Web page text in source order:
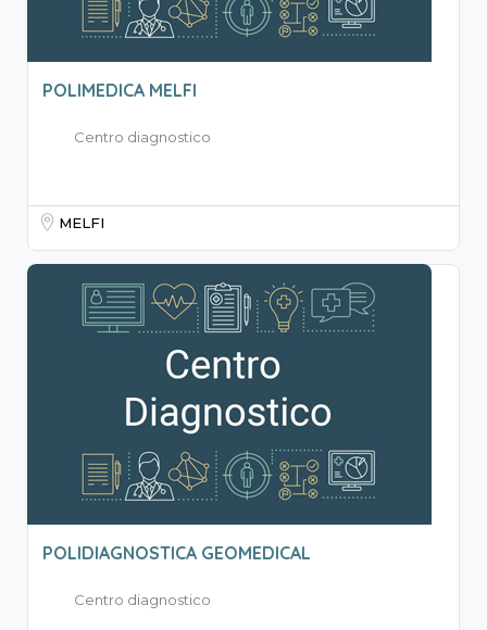
POLIMEDICA MELFI
Centro diagnostico
MELFI
POLIDIAGNOSTICA GEOMEDICAL
Centro diagnostico